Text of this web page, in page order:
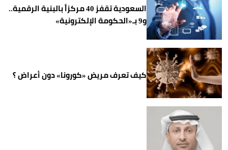
السعودية تقفز 40 مركزاً بالبنية الرقمية..
و9 بـ«الحكومة الإلكترونية»
كيف تعرف مريض «كورونا» دون أعراض ؟